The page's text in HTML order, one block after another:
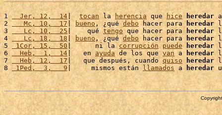
1
  Jer, 12,  14
| tocan la herencia que hice heredar
2
   Mc, 10,  17
| bueno , ¿qué debo hacer para heredar
3
   Lc, 10,  25
|    qué tengo que hacer para heredar
4
   Lc, 18,  18
| bueno, ¿qué debo hacer para heredar
5
1Cor, 15,  50 |      ni la corrupción puede heredar
6
  Heb,  1,  14
|   en ayuda de los que van a heredar
7
  Heb, 12,  17
|   que después, cuando quiso heredar
8
1Ped,  3,   9|     mismos están llamados a heredar